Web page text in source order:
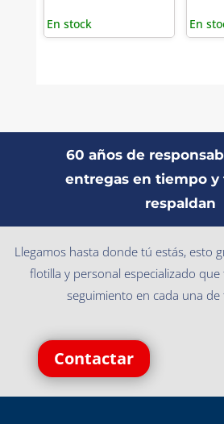
En stock En
60 años de
entregas en tiempo y
respaldan
Llegamos hasta donde tú estás, esto
flotilla y personal especializado
seguimiento en cada una
Contactar